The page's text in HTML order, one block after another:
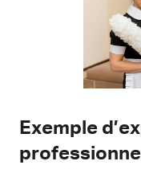
Exemple